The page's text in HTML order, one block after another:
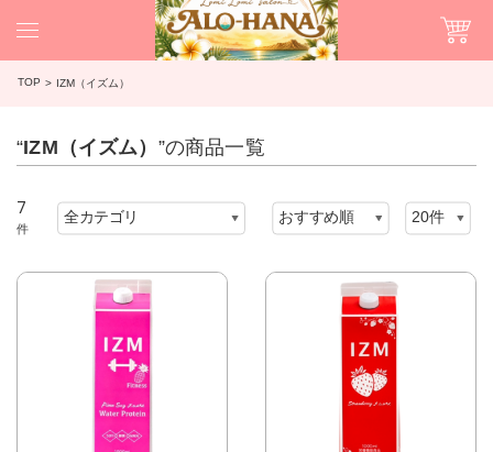
TOP IZM（イズム）
“IZM（イズム） ”の商品一覧
7
件